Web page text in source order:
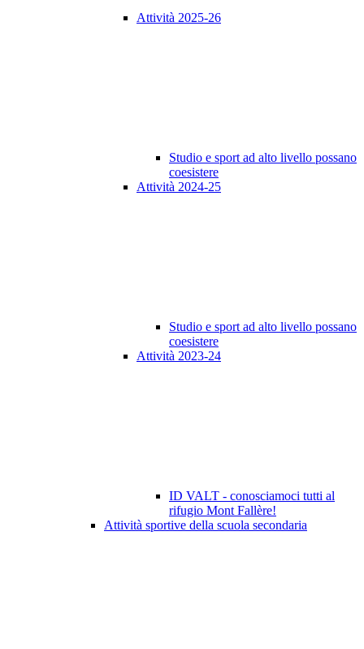
Attività 2025-26
Studio e sport ad alto livello possano
coesistere
Attività 2024-25
Studio e sport ad alto livello possano
coesistere
Attività 2023-24
ID VALT - conosciamoci tutti al
rifugio Mont Fallère!
Attività sportive della scuola secondaria